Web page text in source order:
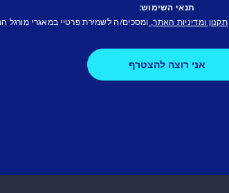
תנאי השימוש:
תקנון ומדיניות האתר, ומסכים/ה לשמירת פרטיי במאגרי מורגל